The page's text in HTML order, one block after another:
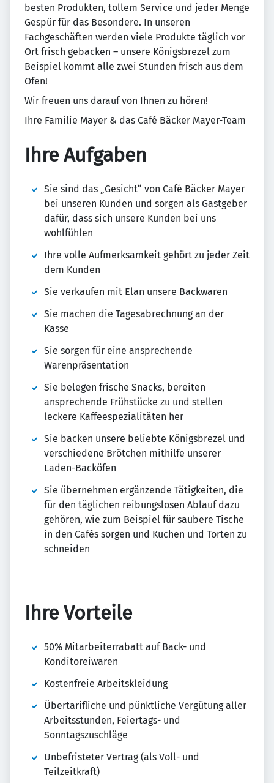
besten Produkten, tollem Service und jeder Menge
Gespür für das Besondere. In unseren
Fachgeschäften werden viele Produkte täglich vor
Ort frisch gebacken – unsere Königsbrezel zum
Beispiel kommt alle zwei Stunden frisch aus dem
Ofen!
Wir freuen uns darauf von Ihnen zu hören!
Ihre Familie Mayer & das Café Bäcker Mayer-Team
Ihre Aufgaben
Sie sind das „Gesicht“ von Café Bäcker Mayer
bei unseren Kunden und sorgen als Gastgeber
dafür, dass sich unsere Kunden bei uns
wohlfühlen
Ihre volle Aufmerksamkeit gehört zu jeder Zeit
dem Kunden
Sie verkaufen mit Elan unsere Backwaren
Sie machen die Tagesabrechnung an der
Kasse
Sie sorgen für eine ansprechende
Warenpräsentation
Sie belegen frische Snacks, bereiten
ansprechende Frühstücke zu und stellen
leckere Kaffeespezialitäten her
Sie backen unsere beliebte Königsbrezel und
verschiedene Brötchen mithilfe unserer
Laden-Backöfen
Sie übernehmen ergänzende Tätigkeiten, die
für den täglichen reibungslosen Ablauf dazu
gehören, wie zum Beispiel für saubere Tische
in den Cafés sorgen und Kuchen und Torten zu
schneiden
Ihre Vorteile
50% Mitarbeiterrabatt auf Back- und
Konditoreiwaren
Kostenfreie Arbeitskleidung
Übertarifliche und pünktliche Vergütung aller
Arbeitsstunden, Feiertags- und
Sonntagszuschläge
Unbefristeter Vertrag (als Voll- und
Teilzeitkraft)